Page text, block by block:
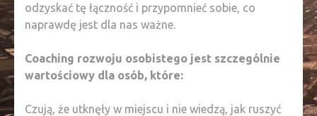
odzyskać tę łączność i przypomnieć sobie, co
naprawdę jest dla nas ważne.
Coaching rozwoju osobistego jest szczególnie
wartościowy dla osób, które:
Czują, że utknęły w miejscu i nie wiedzą, jak ruszyć